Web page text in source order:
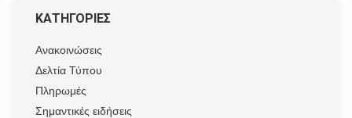
ΚΑΤΗΓΟΡΙΕΣ
Ανακοινώσεις
Δελτία Τύπου
Πληρωμές
Σημαντικές ειδήσεις